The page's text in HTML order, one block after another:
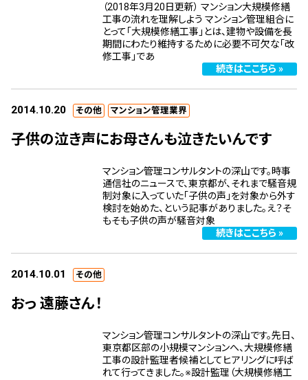
（2018年3月20日更新） マンション大規模修繕
工事の流れを理解しよう マンション管理組合に
とって「大規模修繕工事」とは、建物や設備を長
期間にわたり維持するために必要不可欠な「改
修工事」であ
続きはここちら »
2014.10.20 その他 マンション管理業界
子供の泣き声にお母さんも泣きたいんです
マンション管理コンサルタントの深山です。時事
通信社のニュースで、東京都が、それまで騒音規
制対象に入っていた「子供の声」を対象から外す
検討を始めた、という記事がありました。え？そ
もそも子供の声が騒音対象
続きはここちら »
2014.10.01 その他
おっ 遠藤さん！
マンション管理コンサルタントの深山です。先日、
東京都区部の小規模マンションへ、大規模修繕
工事の設計監理者候補としてヒアリングに呼ば
れて行ってきました。※設計監理（大規模修繕工